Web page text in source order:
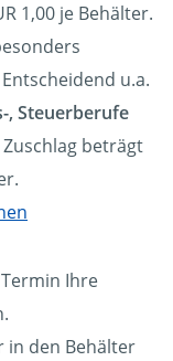
1,00 je Behälter.
u.a.
, Steuerberufe
Zuschlag beträgt
Ihre
in den Behälter